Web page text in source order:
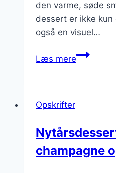
den varme, søde
dessert er ikke
også en visuel…
Læs mere
Opskrifter
champagne